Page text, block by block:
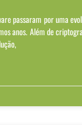
passaram por uma
anos. Além de